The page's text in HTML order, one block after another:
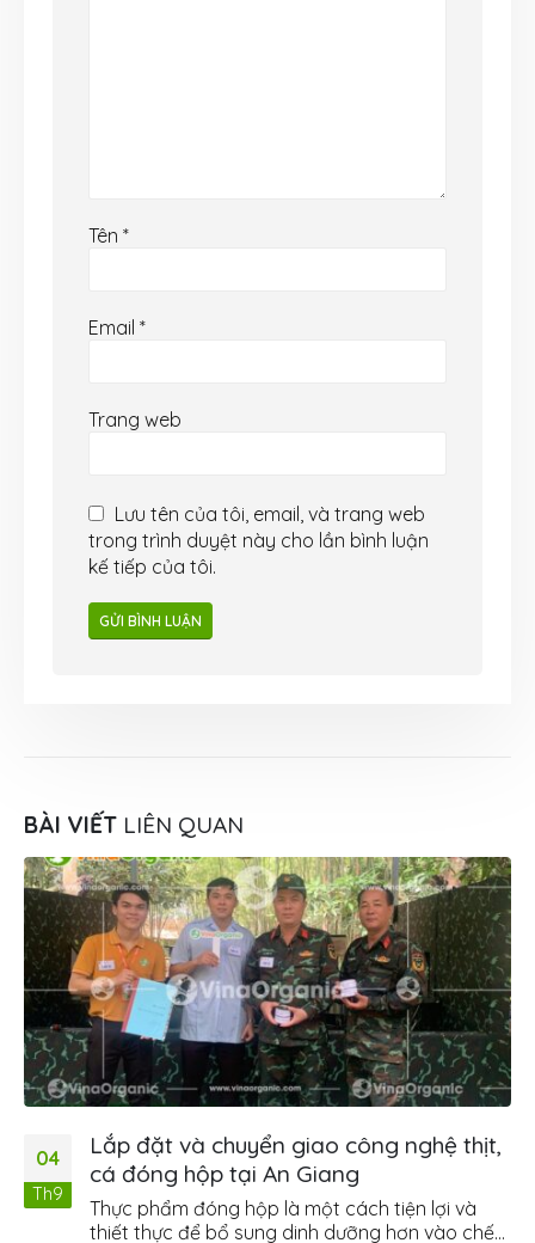
Tên *
Email *
Trang web
Lưu tên của tôi, email, và trang web
trong trình duyệt này cho lần bình luận
kế tiếp của tôi.
BÀI VIẾT LIÊN QUAN
04
Th9
Lắp đặt và chuyển giao công nghệ thịt,
cá đóng hộp tại An Giang
Thực phẩm đóng hộp là một cách tiện lợi và
thiết thực để bổ sung dinh dưỡng hơn vào chế...